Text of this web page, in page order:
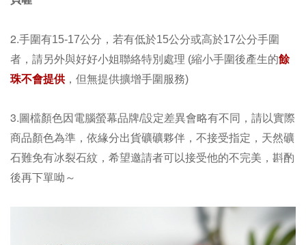
2.手圍有15-17公分， 若有低於15公分或高於17公分手圍
者，請另外與好好小姐聯絡特別處理 (縮小手圍後產生的餘
珠不會提供，但無提供擴增手圍服務)
3.圖檔顏色因電腦螢幕品牌/設定差異會略有不同，請以實際
商品顏色為準，依緣分出貨礦礦夥伴，不接受指定，天然礦
石難免有冰裂石紋，希望邀請者可以接受他的不完美，斟酌
後再下單呦～